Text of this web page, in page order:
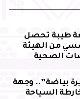
محافظ الأحساء على
مضاعفة الجهود
تحقيق أفضل النتائج
طيبة تحصل
من الهيئة
الصحية
بياضة”.. وجهة
السياحة